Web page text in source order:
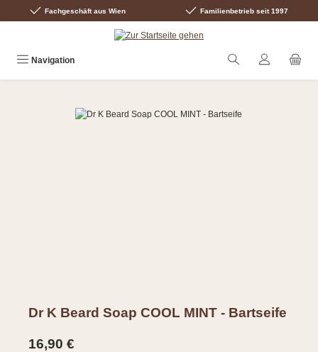
Zum Hauptinhalt springen
Fachgeschäft aus Wien Familienbetrieb seit 1997
Navigation
Dr K Beard Soap COOL MINT - Bartseife
Regulärer Preis:
16,90 €